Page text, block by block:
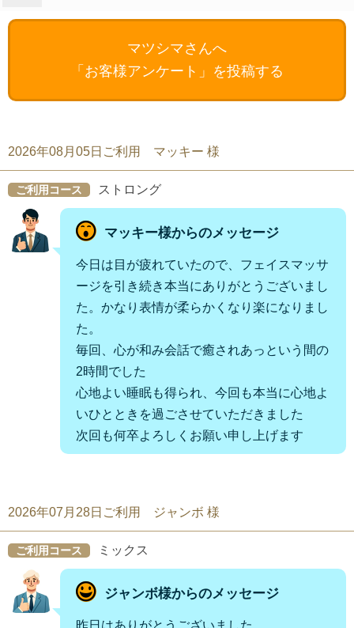
マツシマさんへ
「お客様アンケート」を投稿する
2026年08月05日ご利用 マッキー 様
ご利用コース ストロング
マッキー様からのメッセージ
今日は目が疲れていたので、フェイスマッサ
ージを引き続き本当にありがとうございまし
た。かなり表情が柔らかくなり楽になりまし
た。
毎回、心が和み会話で癒されあっという間の
2時間でした
心地よい睡眠も得られ、今回も本当に心地よ
いひとときを過ごさせていただきました
次回も何卒よろしくお願い申し上げます
2026年07月28日ご利用 ジャンボ 様
ご利用コース ミックス
ジャンボ様からのメッセージ
昨日はありがとうございました。